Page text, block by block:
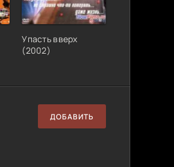
Упасть вверх
(2002)
ДОБАВИТЬ